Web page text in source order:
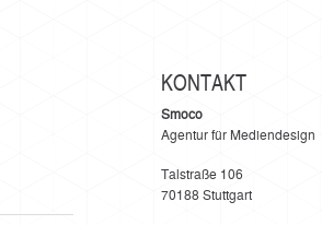
KONTAKT
Smoco
Agentur für Mediendesign
Talstraße 106
70188 Stuttgart